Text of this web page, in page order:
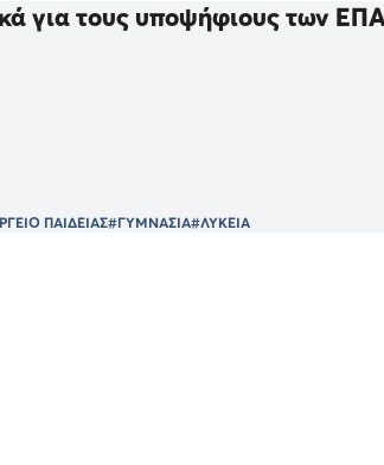
για τους υποψήφιους των
ΠΑΙΔΕΙΑΣ#ΓΥΜΝΑΣΙΑ#ΛΥΚΕΙΑ